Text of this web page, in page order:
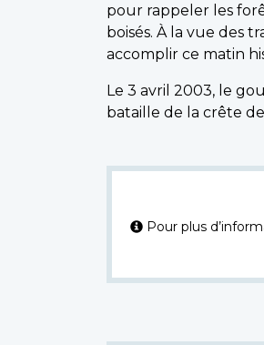
pour rappeler les
boisés. À la vue des
accomplir ce matin
Le 3 avril 2003, le
bataille de la crête de
Pour plus